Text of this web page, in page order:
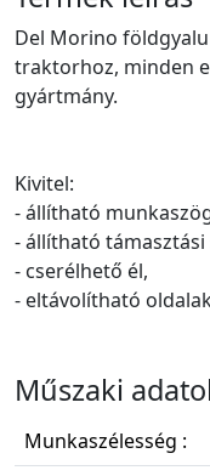
Del Morino
traktorhoz, minden
gyártmány.
Kivitel:
- állítható
- állítható támasztási
- cserélhető él,
- eltávolítható
Műszaki
Munkaszélesség :